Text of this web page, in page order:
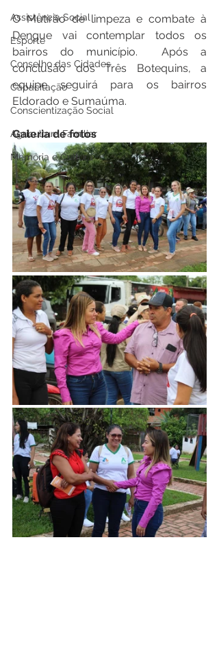
Assistência Social
Esporte
Conselho das Cidades
Capacitação
Conscientização Social
Agricultura Familiar
Memória e Cultura
O Mutirão de limpeza e combate à
Dengue vai contemplar todos os
bairros do município.  Após a
conclusão dos Três Botequins, a
equipe seguirá para os bairros
Eldorado e Sumaúma.
Galeria de fotos